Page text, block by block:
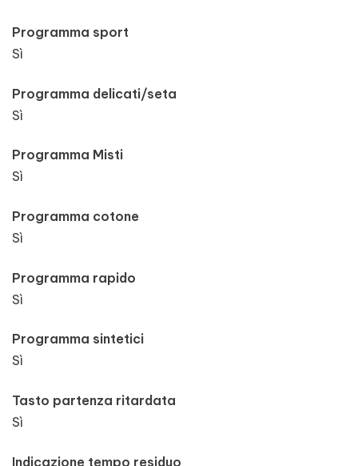
Programma sport
Sì
Programma delicati/seta
Sì
Programma Misti
Sì
Programma cotone
Sì
Programma rapido
Sì
Programma sintetici
Sì
Tasto partenza ritardata
Sì
Indicazione tempo residuo